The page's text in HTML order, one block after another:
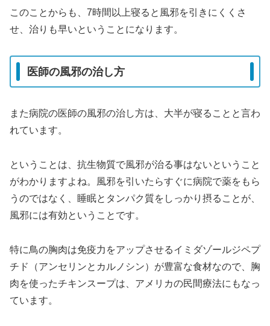
このことからも、7時間以上寝ると風邪を引きにくくさ
せ、治りも早いということになります。
医師の風邪の治し方
また病院の医師の風邪の治し方は、大半が寝ることと言わ
れています。
ということは、抗生物質で風邪が治る事はないということ
がわかりますよね。風邪を引いたらすぐに病院で薬をもら
うのではなく、睡眠とタンパク質をしっかり摂ることが、
風邪には有効ということです。
特に鳥の胸肉は免疫力をアップさせるイミダゾールジペプ
チド（アンセリンとカルノシン）が豊富な食材なので、胸
肉を使ったチキンスープは、アメリカの民間療法にもなっ
ています。